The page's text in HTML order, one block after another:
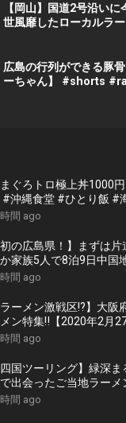
【岡山】国道2号沿い
世風靡したローカルラ
広島の行列ができる豚
ーちゃん】 #shorts
ぐろトロ極上丼1000
#沖縄食堂 #ひとり飯 #
間 ago
初の広島県！】まずは
家族5人で8泊9日中国
溢れる尾道と家族大絶
国制覇！＞
間 ago
ラーメン激戦区!?】大阪
ン特集‼︎【2020年2月27
間 ago
四国ツーリング】緑深
出会ったご当地ラーメ
間 ago